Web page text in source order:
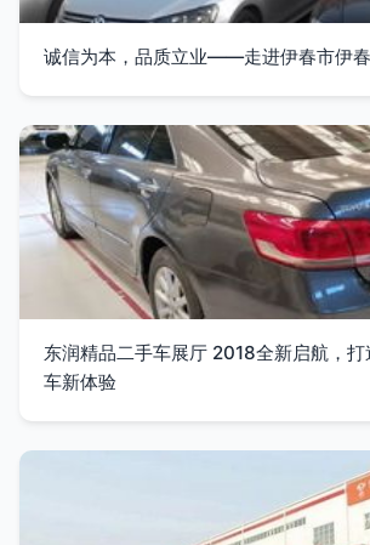
诚信为本，品质立业——走进伊春市伊
东润精品二手车展厅 2018全新启航，
车新体验